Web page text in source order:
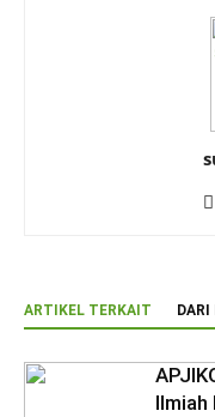
ARTIKEL TERKAIT
Ilmiah